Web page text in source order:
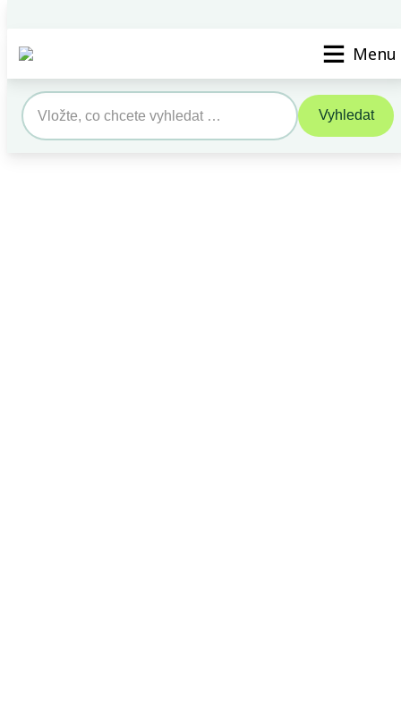
Menu
Search
for:
Vyhledat